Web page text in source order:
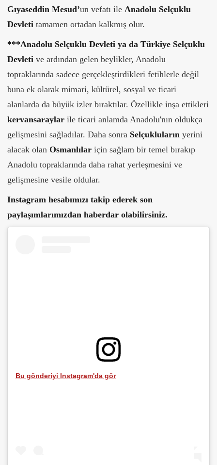
Gıyaseddin Mesud’un vefatı ile Anadolu Selçuklu
Devleti tamamen ortadan kalkmış olur.
***Anadolu Selçuklu Devleti ya da Türkiye Selçuklu
Devleti ve ardından gelen beylikler, Anadolu
topraklarında sadece gerçekleştirdikleri fetihlerle değil
buna ek olarak mimari, kültürel, sosyal ve ticari
alanlarda da büyük izler bıraktılar. Özellikle inşa ettikleri
kervansaraylar ile ticari anlamda Anadolu'nın oldukça
gelişmesini sağladılar. Daha sonra Selçukluların yerini
alacak olan Osmanlılar için sağlam bir temel bırakıp
Anadolu topraklarında daha rahat yerleşmesini ve
gelişmesine vesile oldular.
Instagram hesabımızı takip ederek son
paylaşımlarımızdan haberdar olabilirsiniz.
Bu gönderiyi Instagram'da gör